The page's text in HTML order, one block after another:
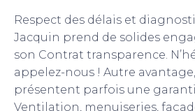
Respect des délais et
Jacquin prend de solides
son Contrat transparence.
appelez-nous ! Autre
présentent parfois une
Ventilation, menuiseries,